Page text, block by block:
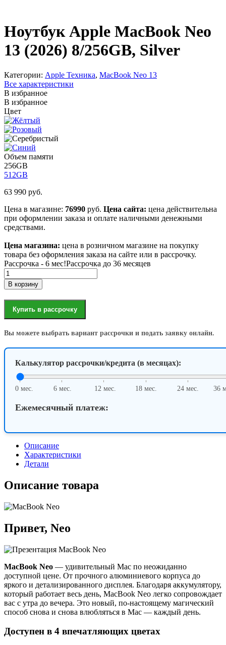
Ноутбук Apple MacBook Neo
13 (2026) 8/256GB, Silver
Категории: Apple Техника, MacBook Neo 13
Все характеристики
В избранное
В избранное
Цвет
Объем памяти
256GB
512GB
63 990 руб.
Цена в магазине: 76990 руб. Цена сайта: цена действительна
при оформлении заказа и оплате наличными денежными
средствами.
Цена магазина: цена в розничном магазине на покупку
товара без оформления заказа на сайте или в рассрочку.
Рассрочка - 6 мес!Рассрочка до 36 месяцев
Количество
товара
Ноутбук
Apple
MacBook
Neo
(2026)
Silver
В корзину
Купить в рассрочку
Вы можете выбрать вариант рассрочки и подать заявку онлайн.
Калькулятор рассрочки/кредита (в месяцах):
0 мес. 6 мес. 12 мес. 18 мес. 24 мес. 36
Ежемесячный платеж:
Описание
Характеристики
Детали
Описание товара
Привет, Neo
MacBook Neo — удивительный Mac по неожиданно
доступной цене. От прочного алюминиевого корпуса до
яркого и детализированного дисплея. Благодаря аккумулятору,
который работает весь день, MacBook Neo легко сопровождает
вас с утра до вечера. Это новый, по-настоящему магический
способ снова и снова влюбляться в Mac — каждый день.
Доступен в 4 впечатляющих цветах